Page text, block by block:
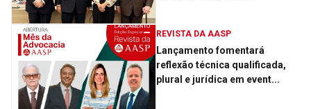
REVISTA DA AASP
Lançamento fomentará
reflexão técnica qualificada,
plural e jurídica em event...